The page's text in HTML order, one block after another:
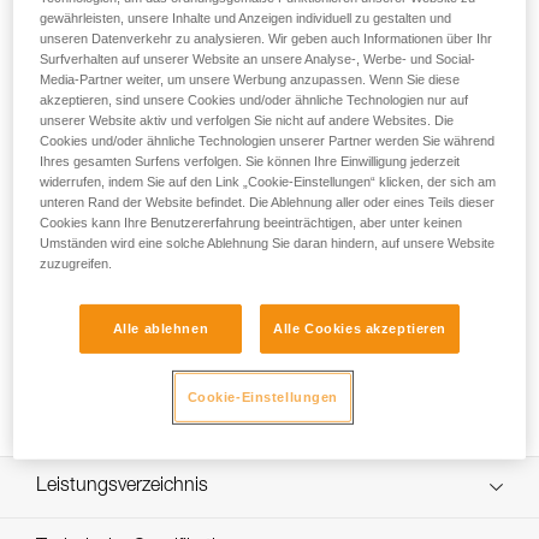
Verbindungsmittel ABSORBICA-Y 150 MGO und GRILLON
HOOK
Das FALL ARREST AND WORK POSITIONING KIT ist ein zur
Absturzsicherung und zur Arbeitsplatzpositionierung
konzipiertes einsatzbereites Ausrüstungsset. Es ist für
Höhenarbeiten geeignet, die eine Verbindung mit
Metallstrukturen oder mit Drahtseilen und Gestänge mit
großem Durchmesser erfordern. Das Set besteht aus einem
VOLT-Auffang- und Haltegurt zur Arbeitsplatzpositionierung,
einem doppelten Verbindungsmittel mit Falldämpfer
großer Schnapperöffnung, einem einstellbaren GRILLON
HOOK-Verbindungsmittel von 2 Metern zur
Arbeitsplatzpositionierung, ein OK TRIACT-LOCK-Karabiner,
Transportsack. Es ist in zwei Größen verfügbar.
Leistungsverzeichnis
gewährleisten, unsere Inhalte und Anzeigen individuell zu gestalten und
unseren Datenverkehr zu analysieren. Wir geben auch Informationen über Ihr
Surfverhalten auf unserer Website an unsere Analyse-, Werbe- und Social-
Media-Partner weiter, um unsere Werbung anzupassen. Wenn Sie diese
akzeptieren, sind unsere Cookies und/oder ähnliche Technologien nur auf
unserer Website aktiv und verfolgen Sie nicht auf andere Websites. Die
Cookies und/oder ähnliche Technologien unserer Partner werden Sie während
Ihres gesamten Surfens verfolgen. Sie können Ihre Einwilligung jederzeit
widerrufen, indem Sie auf den Link „Cookie-Einstellungen“ klicken, der sich am
unteren Rand der Website befindet. Die Ablehnung aller oder eines Teils dieser
Cookies kann Ihre Benutzererfahrung beeinträchtigen, aber unter keinen
Umständen wird eine solche Ablehnung Sie daran hindern, auf unsere Website
zuzugreifen.
Alle ablehnen Alle Cookies akzeptieren
Cookie-Einstellungen